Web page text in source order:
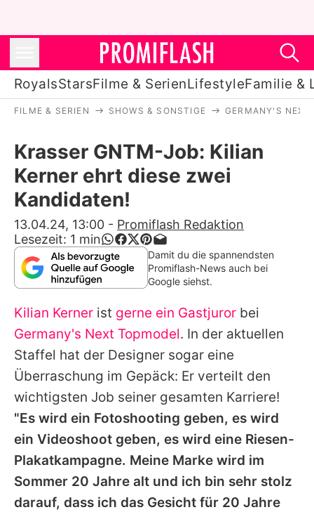
RoyalsStarsFilme & SerienLifestyleFamilie &
Stars
Filme & Serien
Lifestyle
Familie & Liebe
Promiflash Exklusiv
Alle Themen auf Promiflash
Jobs
App runterladen
Team
Redaktionelle Richtlinien
Impressum
Datenschutzerklärung
FILME & SERIEN SHOWS & SONSTIGE GERMANY'S NEXT
Krasser GNTM-Job: Kilian
Kerner ehrt diese zwei
Kandidaten!
13.04.24, 13:00 - Promiflash Redaktion
Lesezeit: 1 min
Damit du die spannendsten
Promiflash-News auch bei
Google siehst.
Kilian Kerner ist gerne ein Gastjuror bei
Germany's Next Topmodel. In der aktuellen
Staffel hat der Designer sogar eine
Überraschung im Gepäck: Er verteilt den
wichtigsten Job seiner gesamten Karriere!
"Es wird ein Fotoshooting geben, es wird
ein Videoshoot geben, es wird eine Riesen-
Plakatkampagne. Meine Marke wird im
Sommer 20 Jahre alt und ich bin sehr stolz
darauf, dass ich das Gesicht für 20 Jahre